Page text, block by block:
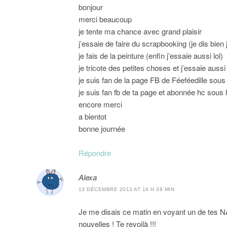
bonjour
merci beaucoup
je tente ma chance avec grand plaisir
j’essaie de faire du scrapbooking (je dis
je fais de la peinture (enfin j’essaie aussi lol)
je tricote des petites choses et j’essaie
je suis fan de la page FB de Féeféedille
je suis fan fb de ta page et abonnée hc
encore merci
a bientot
bonne journée
Répondre
Alexa
13 DÉCEMBRE 2013 AT 14 H 39 MIN
Je me disais ce matin en voyant un de tes
nouvelles ! Te revoilà !!!